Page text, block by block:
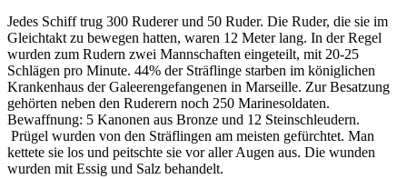
Jedes Schiff trug 300 Ruderer und 50 Ruder. Die Ruder, die sie im
Gleichtakt zu bewegen hatten, waren 12 Meter lang. In der Regel
wurden zum Rudern zwei Mannschaften eingeteilt, mit 20-25
Schlägen pro Minute. 44% der Sträflinge starben im königlichen
Krankenhaus der Galeerengefangenen in Marseille. Zur Besatzung
gehörten neben den Ruderern noch 250 Marinesoldaten.
Bewaffnung: 5 Kanonen aus Bronze und 12 Steinschleudern.
Prügel wurden von den Sträflingen am meisten gefürchtet. Man
kettete sie los und peitschte sie vor aller Augen aus. Die wunden
wurden mit Essig und Salz behandelt.